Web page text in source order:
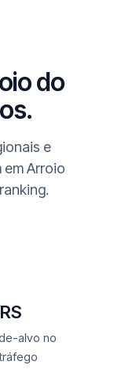
do
e
Arroio
alvo no